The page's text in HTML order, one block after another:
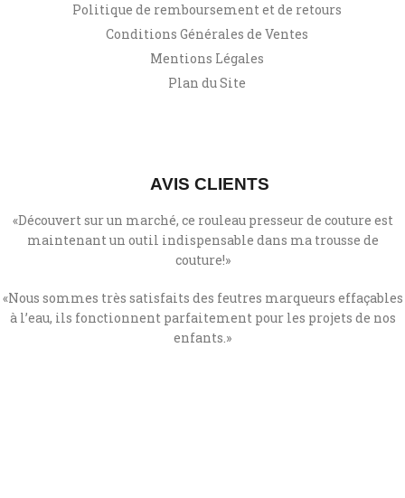
Politique de remboursement et de retours
Conditions Générales de Ventes
Mentions Légales
Plan du Site
AVIS CLIENTS
«Découvert sur un marché, ce rouleau presseur de couture est
maintenant un outil indispensable dans ma trousse de
couture!»
«Nous sommes très satisfaits des feutres marqueurs effaçables
à l’eau, ils fonctionnent parfaitement pour les projets de nos
enfants.»